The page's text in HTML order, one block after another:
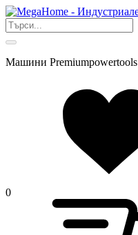
Машини Premiumpowertools
0